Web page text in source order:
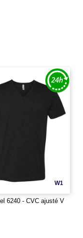
W1
6240 - CVC ajusté V